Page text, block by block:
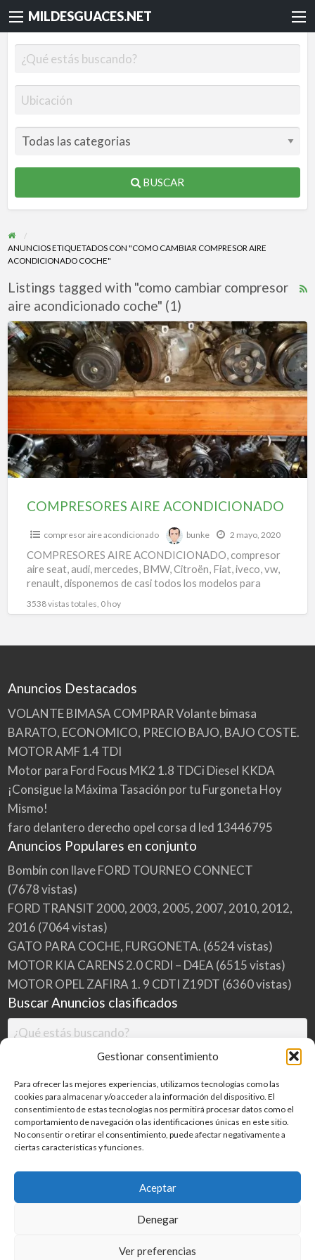
Gestionar consentimiento
Para ofrecer las mejores experiencias, utilizamos tecnologías como las
cookies para almacenar y/o acceder a la información del dispositivo. El
consentimiento de estas tecnologías nos permitirá procesar datos como el
comportamiento de navegación o las identificaciones únicas en este sitio.
No consentir o retirar el consentimiento, puede afectar negativamente a
ciertas características y funciones.
Aceptar
Denegar
Ver preferencias
MILDESGUACES.NET
BUSCAR
ANUNCIOS ETIQUETADOS CON "COMO CAMBIAR COMPRESOR AIRE
ACONDICIONADO COCHE"
Listings tagged with "como cambiar compresor
aire acondicionado coche" (1)
COMPRESORES
AIRE
ACONDICIONADO
COMPRESORES AIRE ACONDICIONADO
compresor aire acondicionado bunke 2 mayo, 2020
COMPRESORES AIRE ACONDICIONADO, compresor
aire seat, audi, mercedes, BMW, Citroën, Fiat, iveco, vw,
renault, disponemos de casi todos los modelos para
3538 vistas totales, 0 hoy
Anuncios Destacados
VOLANTE BIMASA COMPRAR Volante bimasa
BARATO, ECONOMICO, PRECIO BAJO, BAJO COSTE.
MOTOR AMF 1.4 TDI
Motor para Ford Focus MK2 1.8 TDCi Diesel KKDA
¡Consigue la Máxima Tasación por tu Furgoneta Hoy
Mismo!
faro delantero derecho opel corsa d led 13446795
Anuncios Populares en conjunto
Bombín con llave FORD TOURNEO CONNECT
(7678 vistas)
FORD TRANSIT 2000, 2003, 2005, 2007, 2010, 2012,
2016 (7064 vistas)
GATO PARA COCHE, FURGONETA. (6524 vistas)
MOTOR KIA CARENS 2.0 CRDI – D4EA (6515 vistas)
MOTOR OPEL ZAFIRA 1. 9 CDTI Z19DT (6360 vistas)
Buscar Anuncios clasificados